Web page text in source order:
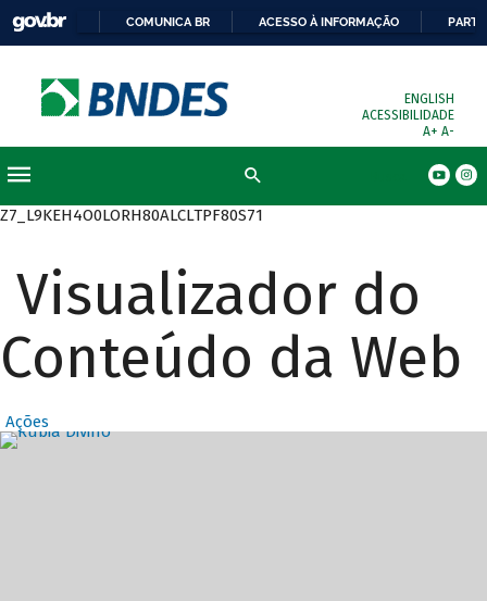
COMUNICA BR ACESSO À INFORMAÇÃO
ENGLISH
ACESSIBILIDADE
A+ A-
Z7_L9KEH4O0LORH80ALCLTPF80S71
Visualizador do
Conteúdo da Web
Ações
Destaques